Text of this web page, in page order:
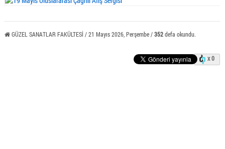
GÜZEL SANATLAR FAKÜLTESİ / 21 Mayıs 2026, Perşembe /352defa okundu.
x 0